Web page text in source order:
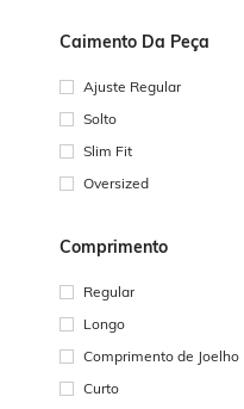
Caimento Da Peça
Ajuste Regular
Solto
Slim Fit
Oversized
Comprimento
Regular
Longo
Comprimento de Joelho
Curto